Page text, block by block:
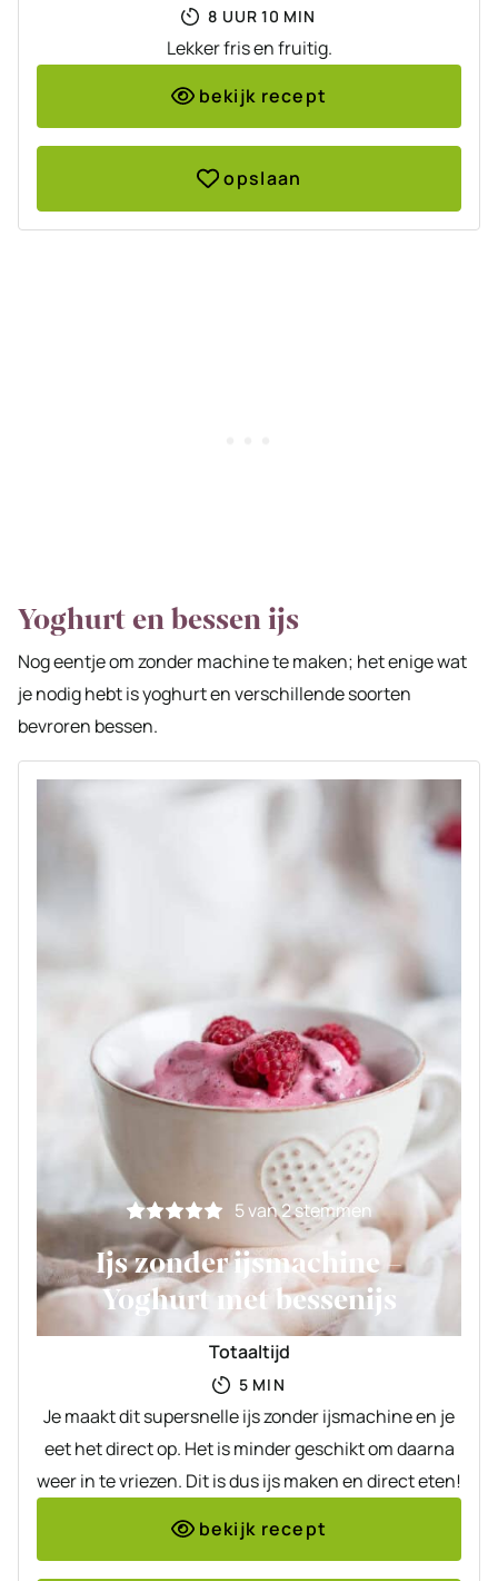
8 UUR
UUR 10 MINUTEN
MIN
Lekker fris en fruitig.
bekijk recept
opslaan
Yoghurt en bessen ijs
Nog eentje om zonder machine te maken; het enige wat
je nodig hebt is yoghurt en verschillende soorten
bevroren bessen.
5van2stemmen
Ijs zonder ijsmachine –
Yoghurt met bessenijs
Totaaltijd
5 MINUTEN
MIN
Je maakt dit supersnelle ijs zonder ijsmachine en je
eet het direct op. Het is minder geschikt om daarna
weer in te vriezen. Dit is dus ijs maken en direct eten!
bekijk recept